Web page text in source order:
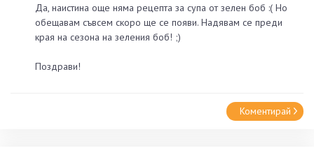
Да, наистина още няма рецепта за супа от зелен боб :( Но
обещавам съвсем скоро ще се появи. Надявам се преди
края на сезона на зеления боб! ;)
Поздрави!
Коментирай